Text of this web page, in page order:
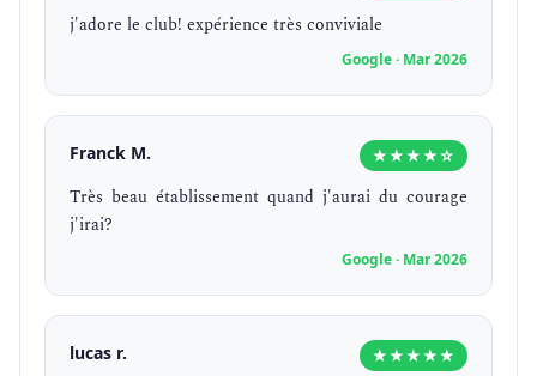
j'adore le club! expérience très conviviale
Google · Mar 2026
Franck M. ★★★★☆
Très beau établissement quand j'aurai du courage
j'irai?
Google · Mar 2026
lucas r. ★★★★★